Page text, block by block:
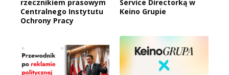
rzecznikiem prasowym
Centralnego Instytutu
Ochrony Pracy
Service Directorką w
Keino Grupie